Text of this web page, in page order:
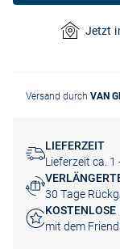
Jetzt
Versand durch VAN
LIEFERZEIT
Lieferzeit ca. 1
30 Tage
KOSTENLOSE
mit dem